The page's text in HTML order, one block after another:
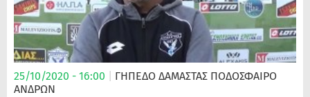
25/10/2020 - 16:00 ΓΗΠΕΔΟ ΔΑΜΑΣΤΑΣ ΠΟΔΌΣΦΑΙΡΟ
ΑΝΔΡΏΝ